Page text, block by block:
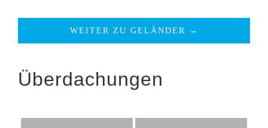
WEITER ZU GELÄNDER →
Überdachungen